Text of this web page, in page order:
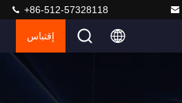
+86-512-57328118
إقتباس